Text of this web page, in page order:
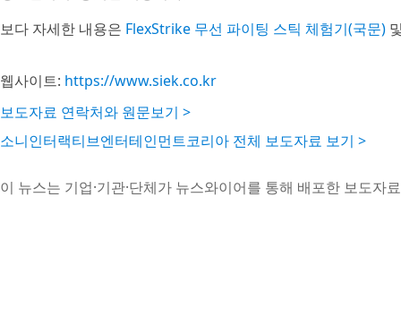
보다 자세한 내용은 FlexStrike 무선 파이팅 스틱 체험기(국문)
웹사이트: https://www.siek.co.kr
보도자료 연락처와 원문보기 >
소니인터랙티브엔터테인먼트코리아 전체 보도자료 보기 >
이 뉴스는 기업·기관·단체가 뉴스와이어를 통해 배포한 보도자